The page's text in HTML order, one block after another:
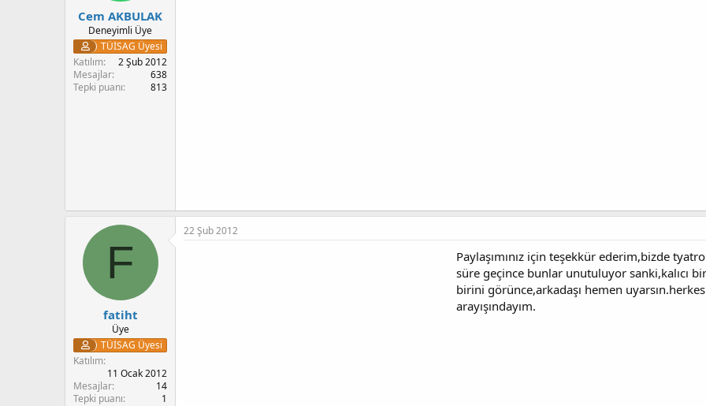
Cem AKBULAK
Deneyimli Üye
TÜİSAG Üyesi
Katılım
2 Şub 2012
Mesajlar
638
Tepki puanı
813
F
fatiht
Üye
TÜİSAG Üyesi
Katılım
11 Ocak 2012
Mesajlar
14
Tepki puanı
1
22 Şub 2012
Paylaşımınız için teşekkür ederim,bizde
süre geçince bunlar unutuluyor sanki,kalıcı
birini görünce,arkadaşı hemen
arayışındayım.